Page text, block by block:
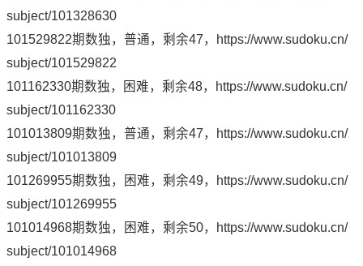
subject/101328630
101529822期数独，普通，剩余47，
https://www.sudoku.cn/
subject/101529822
101162330期数独，困难，剩余48，
https://www.sudoku.cn/
subject/101162330
101013809期数独，普通，剩余47，
https://www.sudoku.cn/
subject/101013809
101269955期数独，困难，剩余49，
https://www.sudoku.cn/
subject/101269955
101014968期数独，困难，剩余50，
https://www.sudoku.cn/
subject/101014968